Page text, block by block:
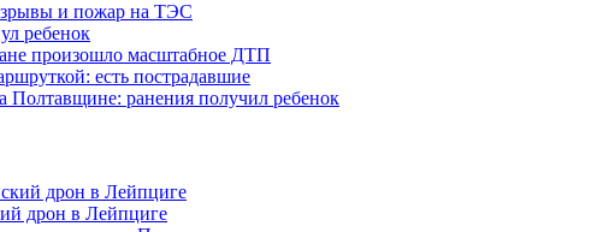
и пожар на ТЭС
ребенок
произошло масштабное ДТП
есть пострадавшие
Полтавщине: ранения получил ребенок
дрон в Лейпциге